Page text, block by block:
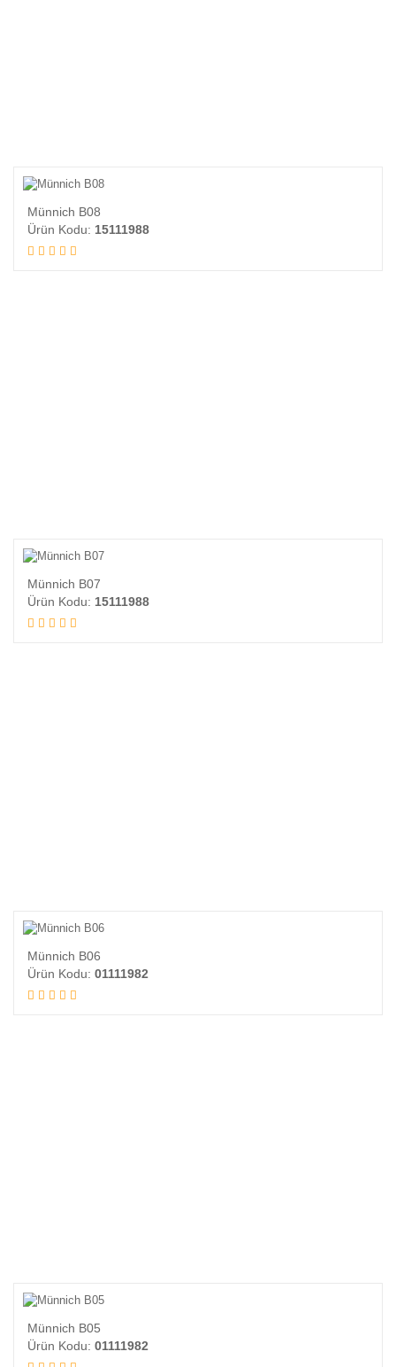
Münnich B08
Ürün Kodu: 15111988
Münnich B07
Ürün Kodu: 15111988
Münnich B06
Ürün Kodu: 01111982
Münnich B05
Ürün Kodu: 01111982